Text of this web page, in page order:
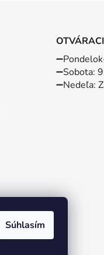
Súhlasím
➖️Sobota:
➖️Nedeľa: